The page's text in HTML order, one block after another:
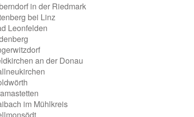
in der Riedmark(vollständig
bei Linz
Leonfelden
an der Donau(vollständig
im Mühlkreis